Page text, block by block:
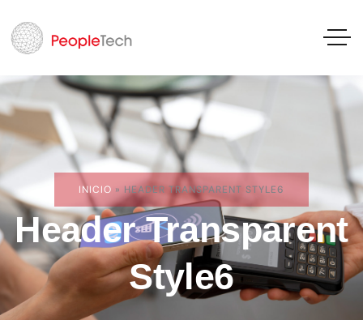
INICIO » HEADER TRANSPARENT STYLE6
Header Transparent
Style6